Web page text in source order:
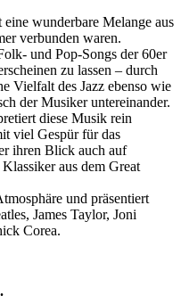
wunderbare Melange aus
verbunden waren.
und Pop-Songs der 60er
zu lassen – durch
Vielfalt des Jazz ebenso wie
der Musiker untereinander.
diese Musik rein
viel Gespür für das
ihren Blick auch auf
aus dem Great
und präsentiert
James Taylor, Joni
Corea.